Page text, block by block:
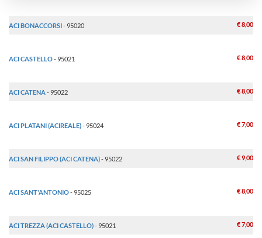
ACI BONACCORSI- 95020 € 8,00
ACI CASTELLO- 95021 € 8,00
ACI CATENA- 95022 € 8,00
ACI PLATANI (ACIREALE)- 95024 € 7,00
ACI SAN FILIPPO (ACI CATENA)- 95022 € 9,00
ACI SANT'ANTONIO- 95025 € 8,00
ACI TREZZA (ACI CASTELLO)- 95021 € 7,00